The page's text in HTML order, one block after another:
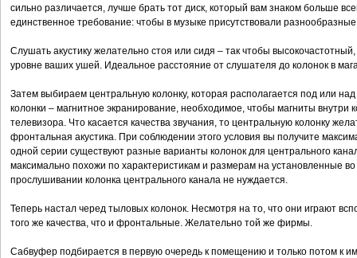
сильно различается, лучше брать тот диск, который вам знаком больше
единственное требование: чтобы в музыке присутствовали
Слушать акустику желательно стоя или сидя – так чтобы
уровне ваших ушей. Идеальное расстояние от слушателя до колонок в
Затем выбираем центральную колонку, которая располагается под или
колонки – магнитное экранирование, необходимое, чтобы магниты внутри
телевизора. Что касается качества звучания, то центральную колонку
фронтальная акустика. При соблюдении этого условия вы получите
одной серии существуют разные варианты колонок для центрального
максимально похожи по характеристикам и размерам на установленные
прослушивании колонка центрального канала не нуждается.
Теперь настал черед тыловых колонок. Несмотря на то, что они играют
того же качества, что и фронтальные. Желательно той же фирмы.
Сабвуфер подбирается в первую очередь к помещению и только потом к